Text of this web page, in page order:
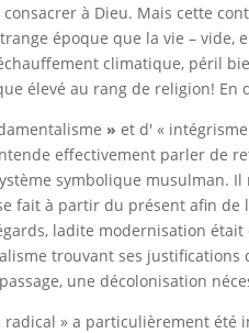
à Dieu. Mais cette
époque que la vie –
climatique, péril
élevé au rang de religion! En
»et d' « intégrisme
effectivement parler de
symbolique musulman.
fait à partir du présent afin
ladite modernisation
trouvant ses justifications
une décolonisation
radical » a particulièrement